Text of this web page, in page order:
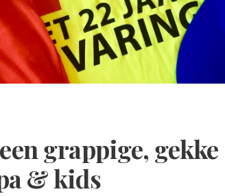
grappige, gekke
& kids